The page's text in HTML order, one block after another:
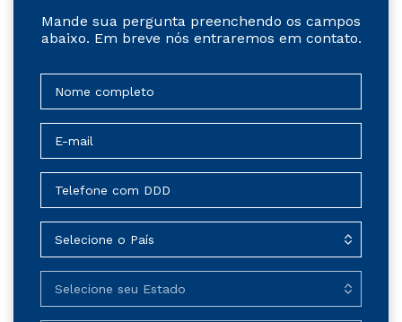
Mande sua pergunta preenchendo os campos
abaixo. Em breve nós entraremos em contato.